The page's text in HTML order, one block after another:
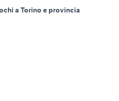
a Torino e provincia